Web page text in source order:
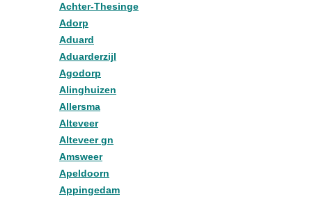
Achter-Thesinge
Adorp
Aduard
Aduarderzijl
Agodorp
Alinghuizen
Allersma
Alteveer
Alteveer gn
Amsweer
Apeldoorn
Appingedam